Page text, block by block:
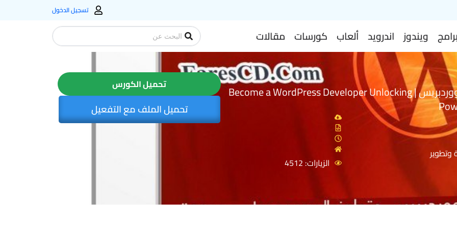
تسجيل الدخول
برامج ويندوز اندرويد ألعاب كورسات مقالات
Search
...
كورس تطوير ووردبريس | Become a WordPress Developer Unlocking
وتطوير
الزيارات: 4512
تحميل الكورس
تحميل الملف مع التفعيل